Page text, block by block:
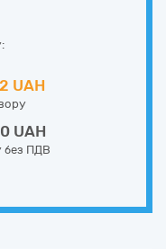
UAH
UAH
без ПДВ